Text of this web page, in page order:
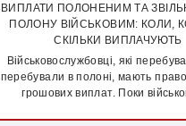
ВИПЛАТИ ПОЛОНЕНИМ ТА
ПОЛОНУ ВІЙСЬКОВИМ: КОЛИ,
СКІЛЬКИ ВИПЛАЧУЮТЬ
Військовослужбовці, які
перебували в полоні, мають
грошових виплат. Поки